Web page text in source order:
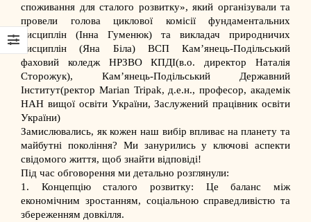
споживання для сталого розвитку», який організували та
провели голова циклової комісії фундаментальних
дисциплін (Інна Гуменюк) та викладач природничих
дисциплін (Яна Біла) ВСП Кам’янець-Подільський
фаховий коледж НРЗВО КПДІ(в.о. директорНаталія
Сторожук), Кам’янець-Подільський Державний
Інститут(ректор Marian Tripak, д.е.н., професор, академік
НАН вищої освіти України, Заслужений працівник освіти
України)
Замислювались, як кожен наш вибір впливає на планету та
майбутні покоління? Ми занурились у ключові аспекти
свідомого життя, щоб знайти відповіді!
Під час обговорення ми детально розглянули:
1. Концепцію сталого розвитку: Це баланс між
економічним зростанням, соціальною справедливістю та
збереженням довкілля.